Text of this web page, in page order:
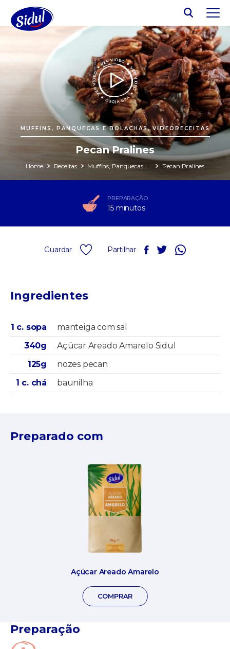
MUFFINS, PANQUECAS E BOLACHAS, VIDEORECEITAS
Pecan Pralines
Home Receitas Muffins, Panquecas e Bolachas Pecan Pralines
PREPARAÇÃO
15 minutos
Guardar Partilhar
Ingredientes
1 c. sopa
manteiga com sal
340g
Açúcar Areado Amarelo Sidul
125g
nozes pecan
1 c. chá
baunilha
Preparado com
Açúcar Areado Amarelo
COMPRAR
Preparação